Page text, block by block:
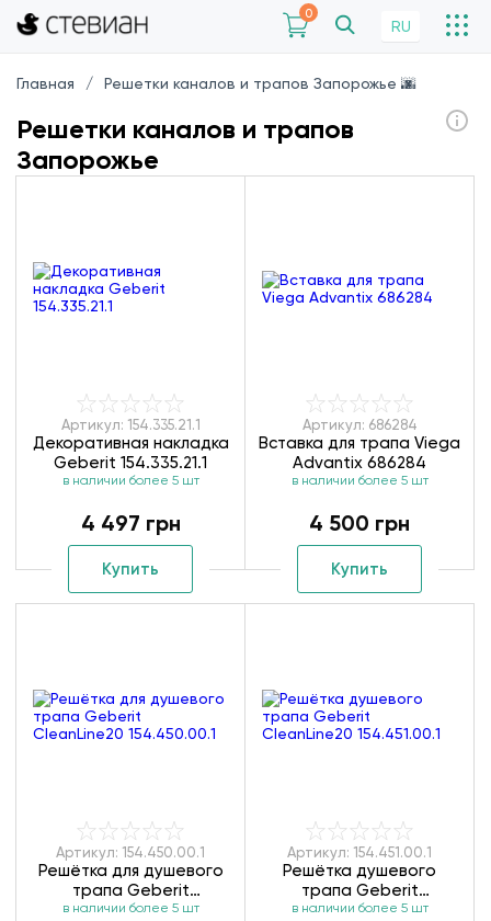
0
RU
Главная Решетки каналов и трапов Запорожье 🌆
Решетки каналов и трапов
Запорожье
Артикул: 154.335.21.1
Декоративная накладка
Geberit 154.335.21.1
в наличии более 5 шт
4 497 грн
Купить
Артикул: 686284
Вставка для трапа Viega
Advantix 686284
в наличии более 5 шт
4 500 грн
Купить
Артикул: 154.450.00.1
Решётка для душевого
трапа Geberit
CleanLine20 154.450.00.1
в наличии более 5 шт
Артикул: 154.451.00.1
Решётка душевого
трапа Geberit
CleanLine20 154.451.00.1
в наличии более 5 шт